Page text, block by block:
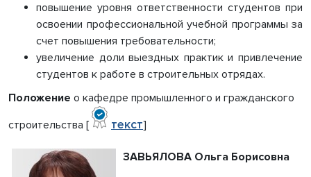
повышение уровня ответственности студентов при
освоении профессиональной учебной программы за
счет повышения требовательности;
увеличение доли выездных практик и привлечение
студентов к работе в строительных отрядах.
Положение о кафедре промышленного и гражданского
строительства [
текст]
ЗАВЬЯЛОВА Ольга Борисовна